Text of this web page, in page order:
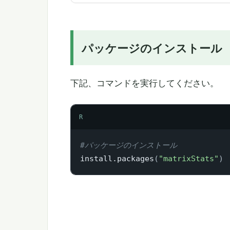
パッケージのインストール
下記、コマンドを実行してください。
R
#パッケージのインストール
install.packages ( "matrixStats" )